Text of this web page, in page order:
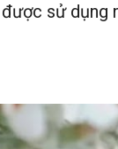
sử dụng